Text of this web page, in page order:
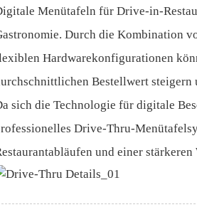
Menütafeln für Drive-in-
Durch die Kombination
Hardwarekonfigurationen
Bestellwert steigern
sich die Technologie für digitale
Drive-Thru-
und einer